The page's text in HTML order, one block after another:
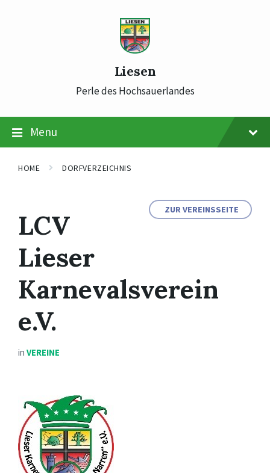
Liesen
Perle des Hochsauerlandes
Menu
HOME DORFVERZEICHNIS
ZUR VEREINSSEITE
LCV
Lieser
Karnevalsverein
e.V.
in VEREINE